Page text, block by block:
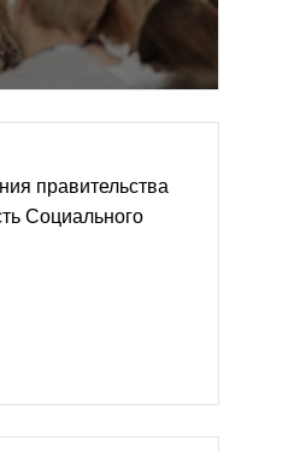
правительства
Социального